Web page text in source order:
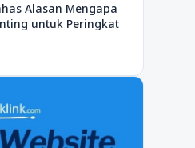
Alasan Mengapa
untuk Peringkat